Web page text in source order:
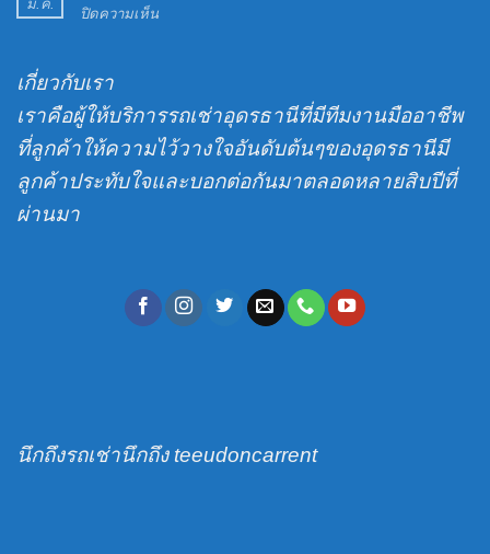
ถูก
ส่ง
สนาม
บิน
ม.ค.
ปิดความเห็นบน
เกี่ยวกับเรา
เราคือผู้ให้บริการรถเช่าอุดรธานีที่มีทีมงานมืออาชีพ
ที่ลูกค้าให้ความไว้วางใจอันดับต้นๆของอุดรธานีมี
ลูกค้าประทับใจและบอกต่อกันมาตลอดหลายสิบปีที่
ผ่านมา
นึกถึงรถเช่านึกถึง teeudoncarrent